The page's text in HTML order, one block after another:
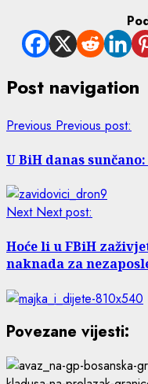
Post navigation
Previous Previous post:
U BiH danas
Next Next post:
Hoće li u FBiH
naknada za
Povezane vijesti: